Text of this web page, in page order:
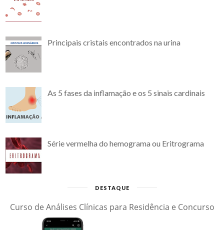
Principais cristais encontrados na urina
As 5 fases da inflamação e os 5 sinais cardinais
Série vermelha do hemograma ou Eritrograma
DESTAQUE
Curso de Análises Clínicas para Residência e Concurso